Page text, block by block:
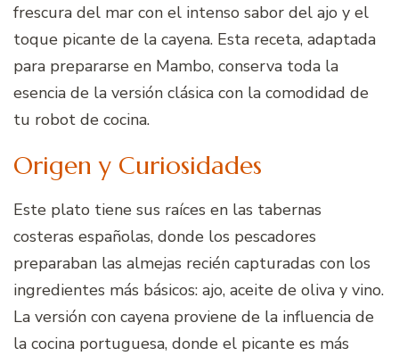
frescura del mar con el intenso sabor del ajo y el
toque picante de la cayena. Esta receta, adaptada
para prepararse en Mambo, conserva toda la
esencia de la versión clásica con la comodidad de
tu robot de cocina.
Origen y Curiosidades
Este plato tiene sus raíces en las tabernas
costeras españolas, donde los pescadores
preparaban las almejas recién capturadas con los
ingredientes más básicos: ajo, aceite de oliva y vino.
La versión con cayena proviene de la influencia de
la cocina portuguesa, donde el picante es más